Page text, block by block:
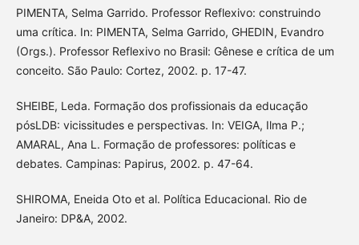
PIMENTA, Selma Garrido. Professor Reflexivo: construindo
uma crítica. In: PIMENTA, Selma Garrido, GHEDIN, Evandro
(Orgs.). Professor Reflexivo no Brasil: Gênese e crítica de um
conceito. São Paulo: Cortez, 2002. p. 17-47.
SHEIBE, Leda. Formação dos profissionais da educação
pósLDB: vicissitudes e perspectivas. In: VEIGA, Ilma P.;
AMARAL, Ana L. Formação de professores: políticas e
debates. Campinas: Papirus, 2002. p. 47-64.
SHIROMA, Eneida Oto et al. Política Educacional. Rio de
Janeiro: DP&A, 2002.